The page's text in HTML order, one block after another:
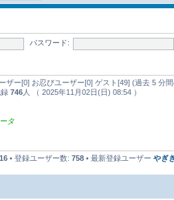
パスワード:
ザー[0] お忍びユーザー[0] ゲスト[49] (過去 5 分
746 人 （ 2025年11月02日(日) 08:54 ）
タ
• 登録ユーザー数: 758 • 最新登録ユーザー やぎ